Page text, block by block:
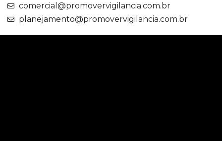
comercial@promovervigilancia.com.br
planejamento@promovervigilancia.com.br